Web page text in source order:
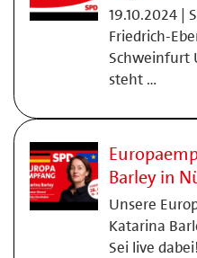
19.10.2024 |
Friedrich-
Schweinfurt
steht …
Barley in
Unsere
Katarina
Sei live